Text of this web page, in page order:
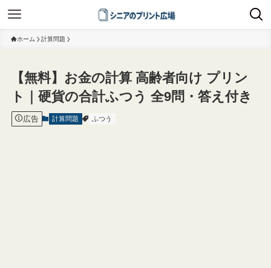
ホーム 計算問題
【無料】お金の計算 高齢者向け プリン
ト｜硬貨の合計ふつう 全9問・答え付き
広告 計算問題 ふつう